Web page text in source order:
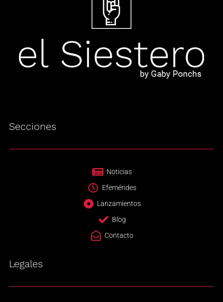
Secciones
Noticias
Efemérides
Lanzamientos
Blog
Contacto
Legales